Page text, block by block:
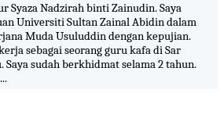
Syaza Nadzirah binti Zainudin. Saya
Universiti Sultan Zainal Abidin dalam
Muda Usuluddin dengan kepujian.
sebagai seorang guru kafa di Sar
Saya sudah berkhidmat selama 2 tahun.